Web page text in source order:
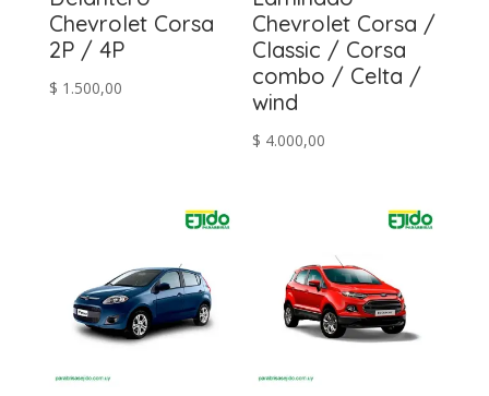
Chevrolet Corsa
2P / 4P
$ 1.500,00
Chevrolet Corsa /
Classic / Corsa
combo / Celta /
wind
$ 4.000,00